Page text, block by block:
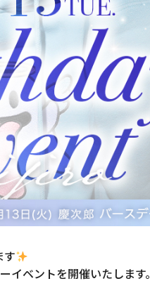
す
イベントを開催いたします。